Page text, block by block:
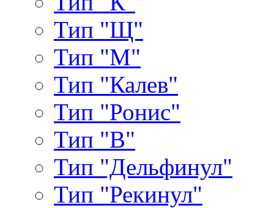
Тип "Щ"
Тип "М"
Тип "Калев"
Тип "Ронис"
Тип "В"
Тип "Дельфинул"
Тип "Рекинул"